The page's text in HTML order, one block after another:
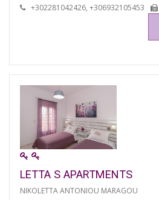
+302281042426, +306932105453
LETTA S APARTMENTS
NIKOLETTA ANTONIOU MARAGOU